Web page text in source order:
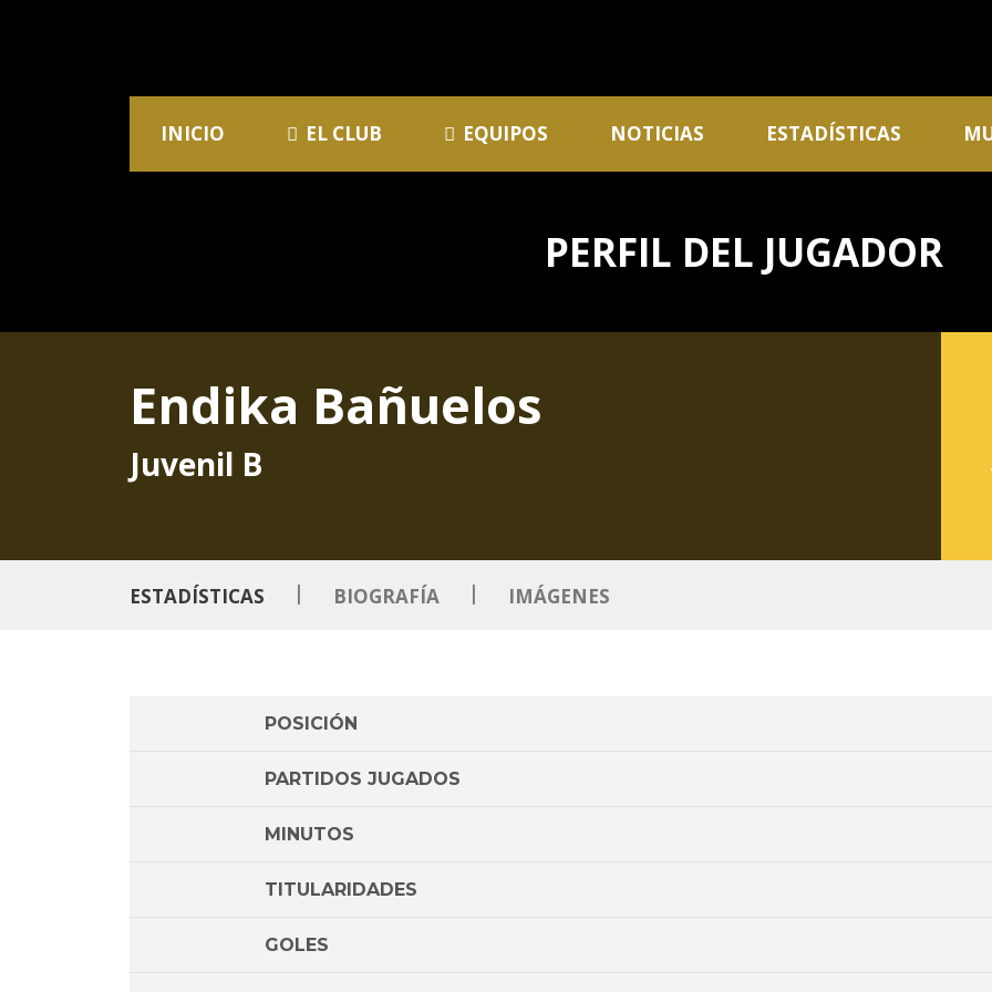
INICIO EL CLUB EQUIPOS NOTICIAS ESTADÍSTICAS
PERFIL DEL JUGADOR
Endika Bañuelos
Juvenil B
ESTADÍSTICAS | BIOGRAFÍA | IMÁGENES
POSICIÓN
PARTIDOS JUGADOS
MINUTOS
TITULARIDADES
GOLES